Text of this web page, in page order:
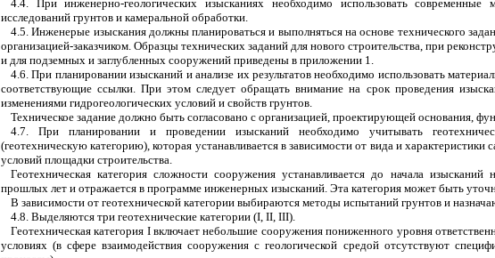
4.4. При инженерно-геологических изысканиях необходимо использовать
исследований грунтов и камеральной обработки.
4.5. Инженерые изыскания должны планироваться и выполняться на основе технического
организацией-заказчиком. Образцы технических заданий для нового строительства, при
и для подземных и заглубленных сооружений приведены в приложении 1.
4.6. При планировании изысканий и анализе их результатов необходимо использовать
соответствующие ссылки. При этом следует обращать внимание на срок проведения
изменениями гидрогеологических условий и свойств грунтов.
Техническое задание должно быть согласовано с организацией, проектирующей основания,
4.7. При планировании и проведении изысканий необходимо учитывать
(геотехническую категорию), которая устанавливается в зависимости от вида и
условий площадки строительства.
Геотехническая категория сложности сооружения устанавливается до начала изысканий
прошлых лет и отражается в программе инженерных изысканий. Эта категория может быть
В зависимости от геотехнической категории выбираются методы испытаний грунтов и
4.8. Выделяются три геотехнические категории (I, II, III).
Геотехническая категория I включает небольшие сооружения пониженного уровня
условиях (в сфере взаимодействия сооружения с геологической средой отсутствуют